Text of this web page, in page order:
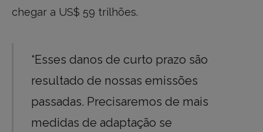
chegar a US$ 59 trilhões.
“Esses danos de curto prazo são
resultado de nossas emissões
passadas. Precisaremos de mais
medidas de adaptação se